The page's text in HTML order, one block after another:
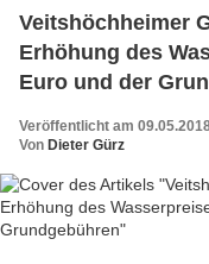
Veitshöchheimer
Erhöhung des
Euro und der
Veröffentlicht am
Von Dieter Gürz